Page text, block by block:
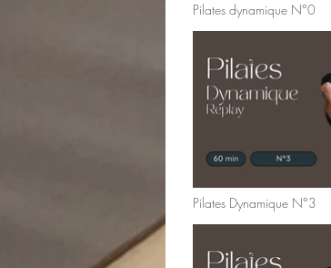
Pilates dynamique N°0
Pilates Dynamique N°3